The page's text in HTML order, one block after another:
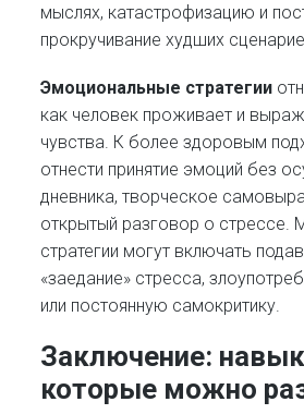
мыслях, катастрофизацию и
прокручивание худших
Эмоциональные стратегии
как человек проживает и
чувства. К более здоровым
отнести принятие эмоций без
дневника, творческое
открытый разговор о стрессе.
стратегии могут включать
«заедание» стресса,
или постоянную самокритику.
Заключение:
которые можно